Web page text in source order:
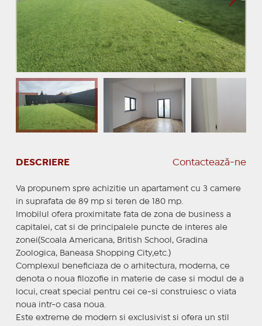
DESCRIERE Contactează-ne
Va propunem spre achizitie un apartament cu 3 camere
in suprafata de 89 mp si teren de 180 mp.
Imobilul ofera proximitate fata de zona de business a
capitalei, cat si de principalele puncte de interes ale
zonei(Scoala Americana, British School, Gradina
Zoologica, Baneasa Shopping City,etc.)
Complexul beneficiaza de o arhitectura, moderna, ce
denota o noua filozofie in materie de case si modul de a
locui, creat special pentru cei ce-si construiesc o viata
noua intr-o casa noua.
Este extreme de modern si exclusivist si ofera un stil